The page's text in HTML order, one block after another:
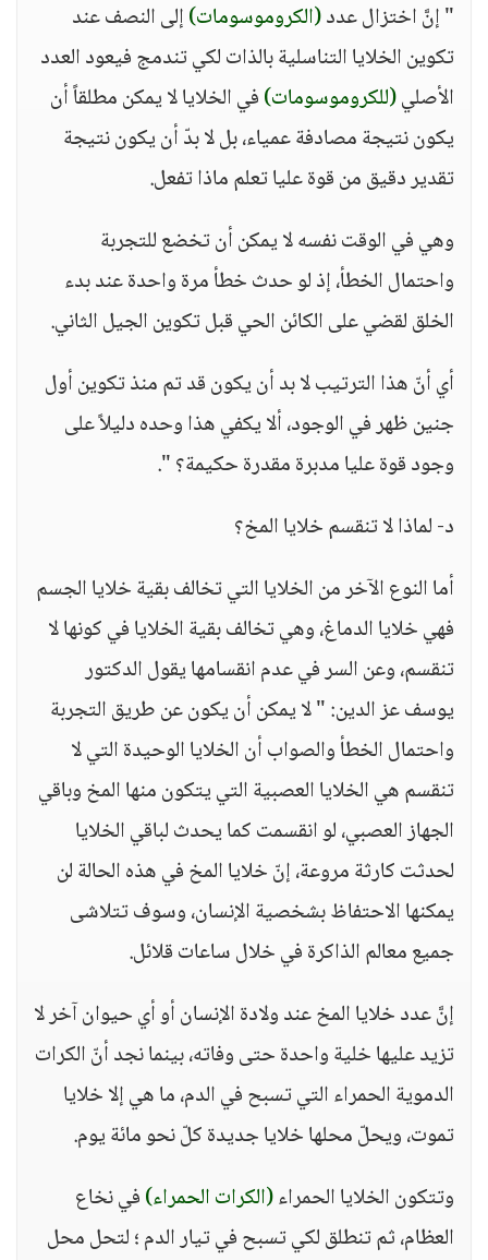
" إنَّ اختزال عدد(الكروموسومات)إلى النصف عند
تكوين الخلايا التناسلية بالذات لكي تندمج فيعود العدد
الأصلي(للكروموسومات)في الخلايا لا يمكن مطلقاً أن
يكون نتيجة مصادفة عمياء، بل لا بدّ أن يكون نتيجة
تقدير دقيق من قوة عليا تعلم ماذا تفعل.
وهي في الوقت نفسه لا يمكن أن تخضع للتجربة
واحتمال الخطأ، إذ لو حدث خطأ مرة واحدة عند بدء
الخلق لقضي على الكائن الحي قبل تكوين الجيل الثاني.
أي أنّ هذا الترتيب لا بد أن يكون قد تم منذ تكوين أول
جنين ظهر في الوجود، ألا يكفي هذا وحده دليلاً على
وجود قوة عليا مدبرة مقدرة حكيمة؟ ".
د- لماذا لا تنقسم خلايا المخ؟
أما النوع الآخر من الخلايا التي تخالف بقية خلايا الجسم
فهي خلايا الدماغ، وهي تخالف بقية الخلايا في كونها لا
تنقسم، وعن السر في عدم انقسامها يقول الدكتور
يوسف عز الدين: " لا يمكن أن يكون عن طريق التجربة
واحتمال الخطأ والصواب أن الخلايا الوحيدة التي لا
تنقسم هي الخلايا العصبية التي يتكون منها المخ وباقي
الجهاز العصبي، لو انقسمت كما يحدث لباقي الخلايا
لحدثت كارثة مروعة، إنّ خلايا المخ في هذه الحالة لن
يمكنها الاحتفاظ بشخصية الإنسان، وسوف تتلاشى
جميع معالم الذاكرة في خلال ساعات قلائل.
إنَّ عدد خلايا المخ عند ولادة الإنسان أو أي حيوان آخر لا
تزيد عليها خلية واحدة حتى وفاته، بينما نجد أنّ الكرات
الدموية الحمراء التي تسبح في الدم، ما هي إلا خلايا
تموت، ويحلّ محلها خلايا جديدة كلّ نحو مائة يوم.
وتتكون الخلايا الحمراء(الكرات الحمراء)في نخاع
العظام، ثم تنطلق لكي تسبح في تيار الدم ؛ لتحل محل